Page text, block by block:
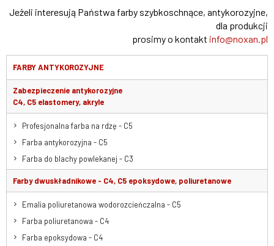
Jeżeli interesują Państwa farby szybkoschnące, antykorozyjne,
dla produkcji
prosimy o kontakt info@noxan.pl
FARBY ANTYKOROZYJNE
Zabezpieczenie antykorozyjne
C4, C5 elastomery, akryle
Profesjonalna farba na rdzę - C5
Farba antykorozyjna - C5
Farba do blachy powlekanej - C3
Farby dwuskładnikowe - C4, C5 epoksydowe, poliuretanowe
Emalia poliuretanowa wodorozcieńczalna - C5
Farba poliuretanowa - C4
Farba epoksydowa - C4